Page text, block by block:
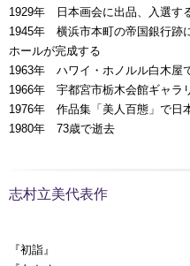
1929年 日本画会に出品、入選す
1945年 横浜市本町の帝国銀行跡
ホールが完成する
1963年 ハワイ・ホノルル白木屋
1966年 宇都宮市栃木会館ギャラ
1976年 作品集「美人百態」で日
1980年 73歳で逝去
志村立美代表作
『初詣』